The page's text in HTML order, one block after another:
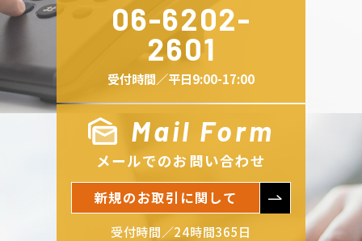
06-6202-
2601
受付時間／平日9:00-17:00
Mail Form
メールでのお問い合わせ
新規のお取引に関して
受付時間／24時間365日